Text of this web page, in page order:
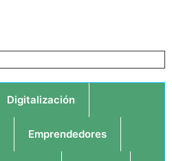
Digitalización
Emprendedores